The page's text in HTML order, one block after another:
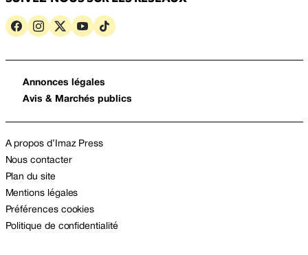
Annonces légales
Avis & Marchés publics
A propos d’Imaz Press
Nous contacter
Plan du site
Mentions légales
Préférences cookies
Politique de confidentialité